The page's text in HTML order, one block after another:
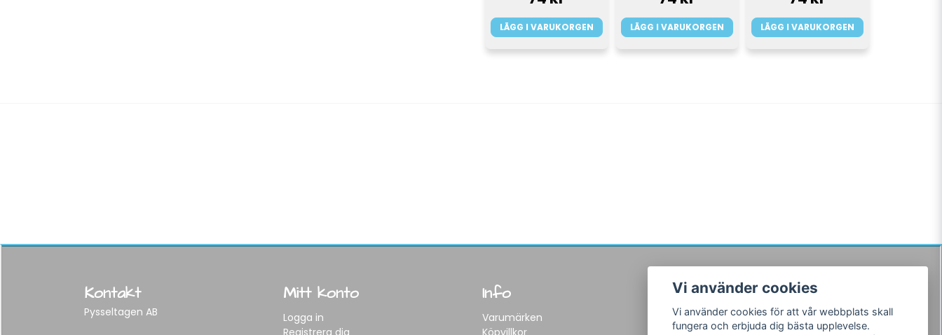
LÄGG I VARUKORGEN LÄGG I VARUKORGEN LÄGG I VARUKORGEN
Kontakt
Pysseltagen AB
Mitt konto
Logga in
Registrera dig
Info
Varumärken
Köpvillkor
Följ oss
Facebook
Vi använder cookies
Vi använder cookies för att vår webbplats skall
fungera och erbjuda dig bästa upplevelse.